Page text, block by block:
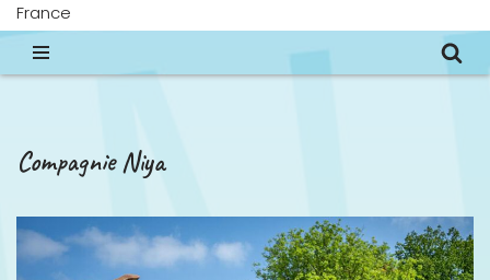
France
Compagnie Niya